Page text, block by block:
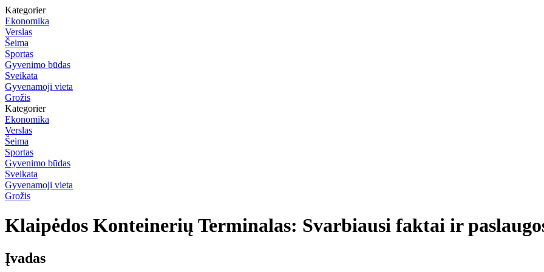
Kategorier
Ekonomika
Verslas
Šeima
Sportas
Gyvenimo būdas
Sveikata
Gyvenamoji vieta
Grožis
Kategorier
Ekonomika
Verslas
Šeima
Sportas
Gyvenimo būdas
Sveikata
Gyvenamoji vieta
Grožis
Klaipėdos Konteinerių Terminalas: Svarbiausi faktai ir
Įvadas